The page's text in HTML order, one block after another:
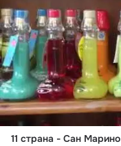
11 страна - Сан Марино